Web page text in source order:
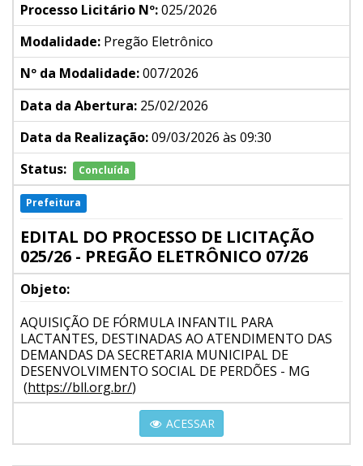
Processo Licitário Nº:025/2026
Modalidade: Pregão Eletrônico
Nº da Modalidade:007/2026
Data da Abertura: 25/02/2026
Data da Realização:09/03/2026 às 09:30
Status:
Concluída
Prefeitura
EDITAL DO PROCESSO DE LICITAÇÃO
025/26 - PREGÃO ELETRÔNICO 07/26
Objeto:
AQUISIÇÃO DE FÓRMULA INFANTIL PARA
LACTANTES, DESTINADAS AO ATENDIMENTO DAS
DEMANDAS DA SECRETARIA MUNICIPAL DE
DESENVOLVIMENTO SOCIAL DE PERDÕES - MG
(https://bll.org.br/)
ACESSAR